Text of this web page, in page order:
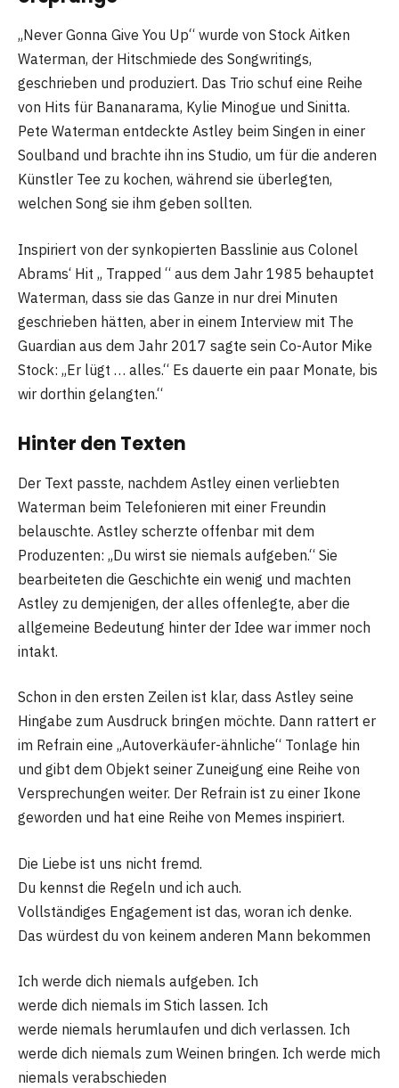
„Never Gonna Give You Up“ wurde von Stock Aitken
Waterman, der Hitschmiede des Songwritings,
geschrieben und produziert. Das Trio schuf eine Reihe
von Hits für Bananarama, Kylie Minogue und Sinitta.
Pete Waterman entdeckte Astley beim Singen in einer
Soulband und brachte ihn ins Studio, um für die anderen
Künstler Tee zu kochen, während sie überlegten,
welchen Song sie ihm geben sollten.
Inspiriert von der synkopierten Basslinie aus Colonel
Abrams‘ Hit „ Trapped “ aus dem Jahr 1985 behauptet
Waterman, dass sie das Ganze in nur drei Minuten
geschrieben hätten, aber in einem Interview mit The
Guardian aus dem Jahr 2017 sagte sein Co-Autor Mike
Stock: „Er lügt … alles.“ Es dauerte ein paar Monate, bis
wir dorthin gelangten.“
Hinter den Texten
Der Text passte, nachdem Astley einen verliebten
Waterman beim Telefonieren mit einer Freundin
belauschte. Astley scherzte offenbar mit dem
Produzenten: „Du wirst sie niemals aufgeben.“ Sie
bearbeiteten die Geschichte ein wenig und machten
Astley zu demjenigen, der alles offenlegte, aber die
allgemeine Bedeutung hinter der Idee war immer noch
intakt.
Schon in den ersten Zeilen ist klar, dass Astley seine
Hingabe zum Ausdruck bringen möchte. Dann rattert er
im Refrain eine „Autoverkäufer-ähnliche“ Tonlage hin
und gibt dem Objekt seiner Zuneigung eine Reihe von
Versprechungen weiter. Der Refrain ist zu einer Ikone
geworden und hat eine Reihe von Memes inspiriert.
Die Liebe ist uns nicht fremd.
Du kennst die Regeln und ich auch.
Vollständiges Engagement ist das, woran ich denke.
Das würdest du von keinem anderen Mann bekommen
Ich werde dich niemals aufgeben. Ich
werde dich niemals im Stich lassen. Ich
werde niemals herumlaufen und dich verlassen. Ich
werde dich niemals zum Weinen bringen. Ich werde mich
niemals verabschieden